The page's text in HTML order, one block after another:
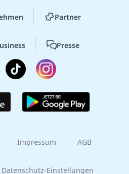
Partner
Presse
Impressum AGB
Datenschutz-Einstellungen